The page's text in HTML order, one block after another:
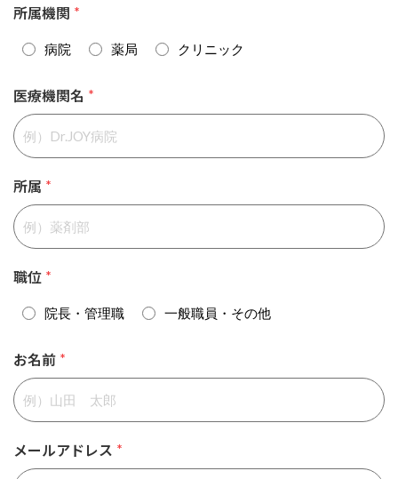
所属機関 *
病院 薬局 クリニック
医療機関名 *
所属 *
職位 *
院長・管理職 一般職員・その他
お名前 *
メールアドレス *